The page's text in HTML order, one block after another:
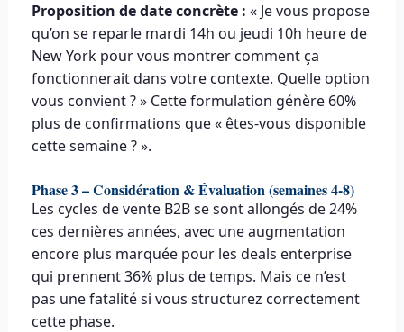
Proposition de date concrète : « Je vous propose
qu’on se reparle mardi 14h ou jeudi 10h heure de
New York pour vous montrer comment ça
fonctionnerait dans votre contexte. Quelle option
vous convient ? » Cette formulation génère 60%
plus de confirmations que « êtes-vous disponible
cette semaine ? ».
Phase 3 – Considération & Évaluation (semaines 4-8)
Les cycles de vente B2B se sont allongés de 24%
ces dernières années, avec une augmentation
encore plus marquée pour les deals enterprise
qui prennent 36% plus de temps. Mais ce n’est
pas une fatalité si vous structurez correctement
cette phase.